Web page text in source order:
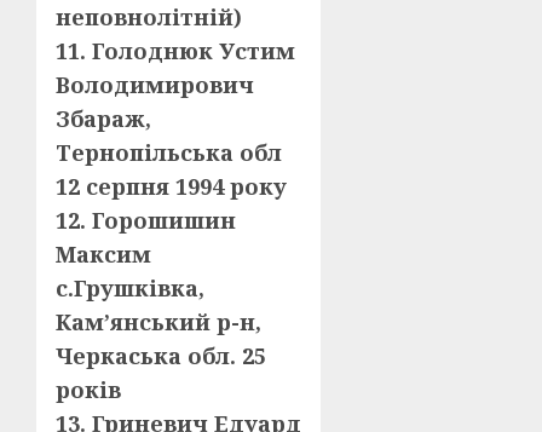
неповнолітній)
11. Голоднюк Устим
Володимирович
Збараж,
Тернопільська обл
12 серпня 1994 року
12. Горошишин
Максим
с.Грушківка,
Кам’янський р-н,
Черкаська обл. 25
років
13. Гриневич Едуард